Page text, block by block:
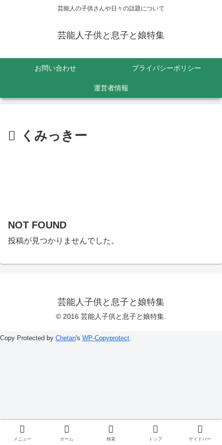
芸能人の子供さんや日々の話題について
芸能人子供と息子と娘特集
お問い合わせ プライバシーポリシー
運営者情報
くみっきー
NOT FOUND
投稿が見つかりませんでした。
芸能人子供と息子と娘特集
© 2016 芸能人子供と息子と娘特集.
メニュー ホーム 検索 トップ サイドバー
Copy Protected by Chetan's WP-Copyprotect.